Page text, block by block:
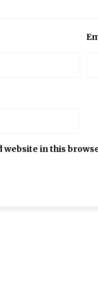
website in this